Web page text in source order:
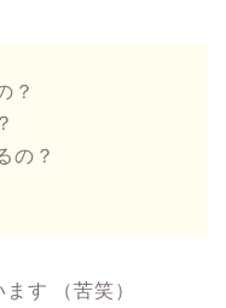
？
の？
す （苦笑）